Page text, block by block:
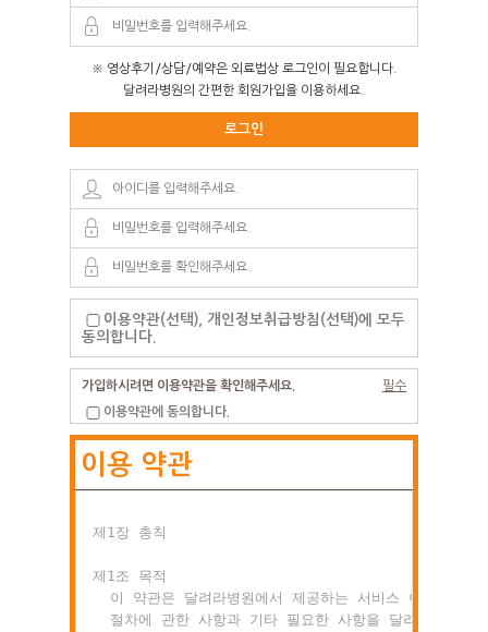
※ 영상후기/상담/예약은 외료법상 로그인이 필요합니다.
달려라병원의 간편한 회원가입을 이용하세요.
로그인
이용약관(선택), 개인정보취급방침(선택)에 모두
동의합니다.
필수
가입하시려면 이용약관을 확인해주세요.
이용약관에 동의합니다.
이용 약관
제1장 총칙
제1조 목적
  이 약관은 달려라병원에서 제공하는 서비스 이용조건 및
절차에 관한 사항과 기타 필요한 사항을 달려라병원과(